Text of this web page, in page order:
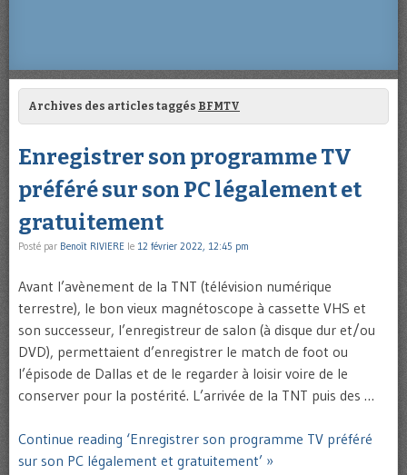
Archives des articles taggés BFMTV
Enregistrer son programme TV
préféré sur son PC légalement et
gratuitement
Posté par Benoît RIVIERE le 12 février 2022, 12:45 pm
Avant l’avènement de la TNT (télévision numérique
terrestre), le bon vieux magnétoscope à cassette VHS et
son successeur, l’enregistreur de salon (à disque dur et/ou
DVD), permettaient d’enregistrer le match de foot ou
l’épisode de Dallas et de le regarder à loisir voire de le
conserver pour la postérité. L’arrivée de la TNT puis des …
Continue reading ‘Enregistrer son programme TV préféré
sur son PC légalement et gratuitement’ »